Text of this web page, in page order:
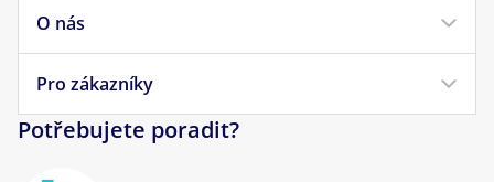
Krmivo pro kočky
Veterinární diety
Pamlsky pro psy
Doprava a platba
Obchodní podmínky
Reklamace a vrácení
O nás
Náš příběh
Pro zákazníky
Potřebujete poradit?